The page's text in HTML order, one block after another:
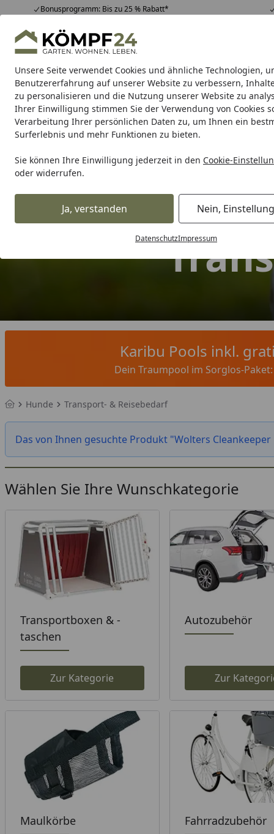
Unsere Seite verwendet Cookies und ähnliche Technologien,
Benutzererfahrung auf unserer Website zu verbessern,
zu personalisieren und die Nutzung unserer Website zu
Ihrer Einwilligung stimmen Sie der Verwendung von Cookies
Verarbeitung Ihrer persönlichen Daten zu, um Ihnen ein
Surferlebnis und mehr Funktionen zu bieten.
Sie können Ihre Einwilligung jederzeit in den Cookie-
oder widerrufen.
Ja, verstanden Nein,
DatenschutzImpressum
Bonusprogramm: Bis zu 25 % Rabatt*
Hotline07051 / 9 22 22
Mo-Fr. 8-16 Uhr 25.988 Bewertungen
Alle Produkte
Alle ProdukteHighlights Tipps & Tricks
Hunde Hundefutter Pflege & Schutz Transport-
Karibu Pools inkl.
Dein Traumpool im Sorglos-
Hunde Transport- & Reisebedarf
Das von Ihnen gesuchte Produkt "Wolters
Wählen Sie Ihre Wunschkategorie
Transportboxen & -
taschen
Zur Kategorie
Autozubehör
Zur
Maulkörbe Fahrradzubehör